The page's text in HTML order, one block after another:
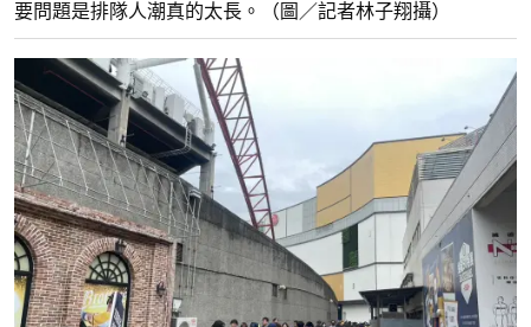
要問題是排隊人潮真的太長。（圖／記者林子翔攝）